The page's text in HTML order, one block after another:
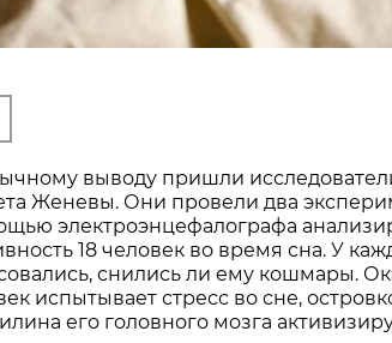
выводу пришли
Женевы. Они провели два
электроэнцефалографа
18 человек во время сна. У
снились ли ему кошмары.
испытывает стресс во сне,
его головного мозга